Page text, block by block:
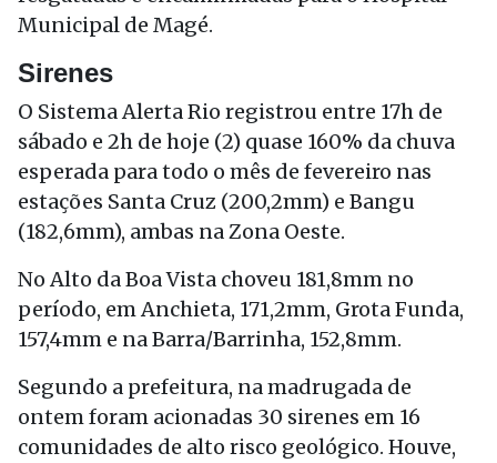
Municipal de Magé.
Sirenes
O Sistema Alerta Rio registrou entre 17h de
sábado e 2h de hoje (2) quase 160% da chuva
esperada para todo o mês de fevereiro nas
estações Santa Cruz (200,2mm) e Bangu
(182,6mm), ambas na Zona Oeste.
No Alto da Boa Vista choveu 181,8mm no
período, em Anchieta, 171,2mm, Grota Funda,
157,4mm e na Barra/Barrinha, 152,8mm.
Segundo a prefeitura, na madrugada de
ontem foram acionadas 30 sirenes em 16
comunidades de alto risco geológico. Houve,